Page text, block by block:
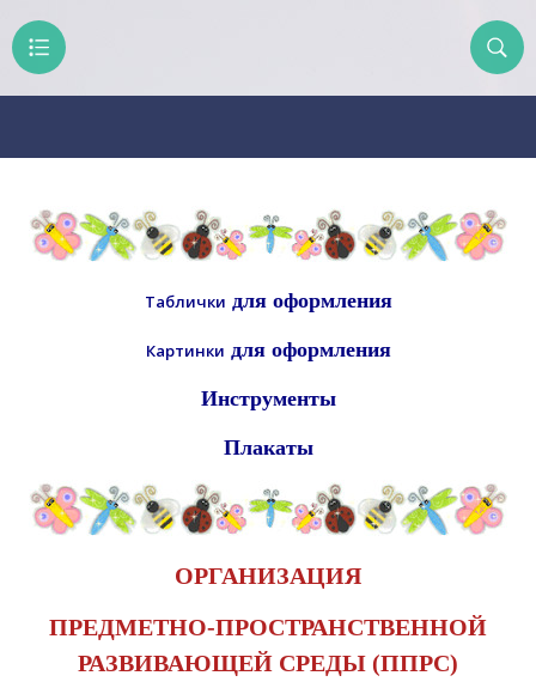
Таблички для оформления
Картинки для оформления
Инструменты
Плакаты
ОРГАНИЗАЦИЯ
ПРЕДМЕТНО-ПРОСТРАНСТВЕННОЙ
РАЗВИВАЮЩЕЙ СРЕДЫ (ППРС)